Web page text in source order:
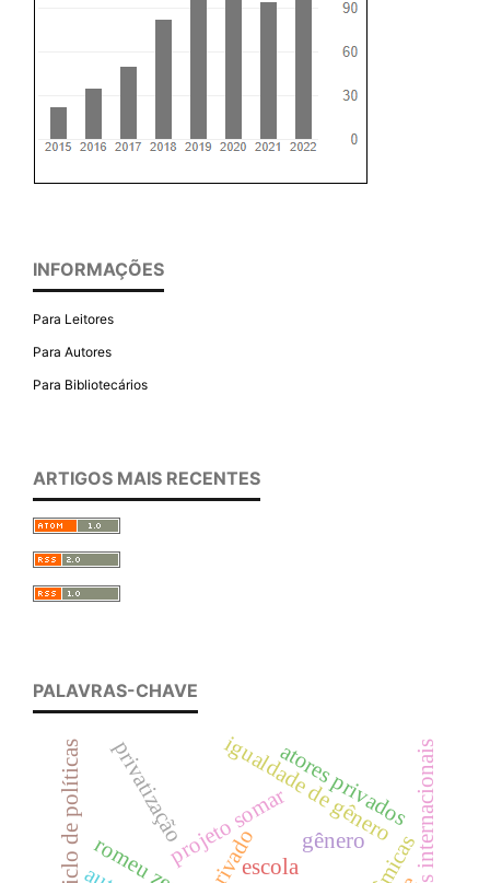
INFORMAÇÕES
Para Leitores
Para Autores
Para Bibliotecários
ARTIGOS MAIS RECENTES
PALAVRAS-CHAVE
privatizaçãoprojeto somarigualdade de gênero
gênero
ciclo de políticas escola
atores privados